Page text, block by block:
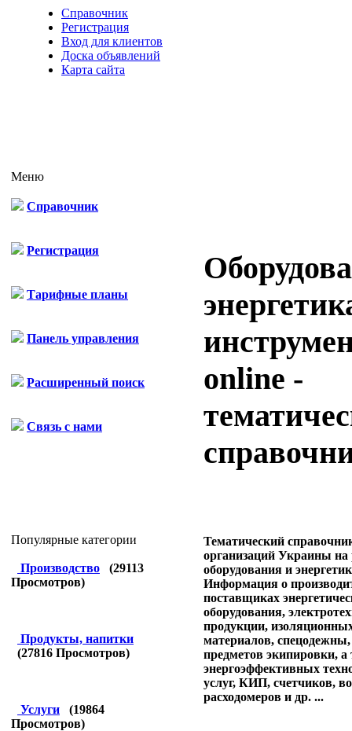
Справочник
Регистрация
Вход для клиентов
Доска объявлений
Карта сайта
Меню
Справочник
Регистрация
Тарифные планы
Панель управления
Расширенный поиск
Связь с нами
Популярные категории
Производство (29113
Просмотров)
Продукты, напитки
(27816 Просмотров)
Услуги (19864
Просмотров)
online -
Тематический
организаций Украины
оборудования и
Информация о
поставщиках
оборудования,
продукции,
материалов, спецодежны,
предметов экипировки, а
энергоэффективных
услуг, КИП, счетчиков,
расходомеров и др. ...